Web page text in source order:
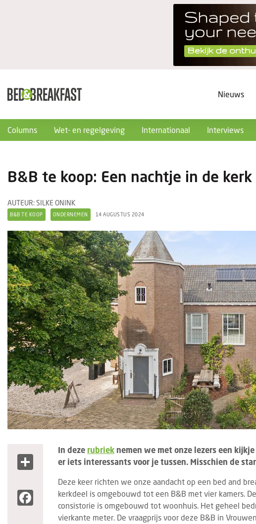
Nieuws
Columns Wet- en regelgeving Internationaal Interviews
B&B te koop: Een nachtje in de kerk
AUTEUR: SILKE ONINK
B&B TE KOOP ONDERNEMEN 14 AUGUSTUS 2024
Facebook
In deze rubriek nemen we met onze lezers een
er iets interessants voor je tussen. Misschien de
Deze keer richten we onze aandacht op een bed and
kerkdeel is omgebouwd tot een B&B met vier kamers.
consistorie is omgebouwd tot woonhuis. Het geheel
vierkante meter. De vraagprijs voor deze B&B in